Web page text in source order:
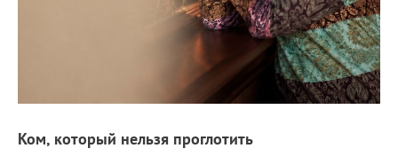
Ком, который нельзя проглотить